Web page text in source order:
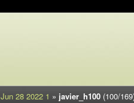
Jun 28 2022 1 » javier_h100 (100/